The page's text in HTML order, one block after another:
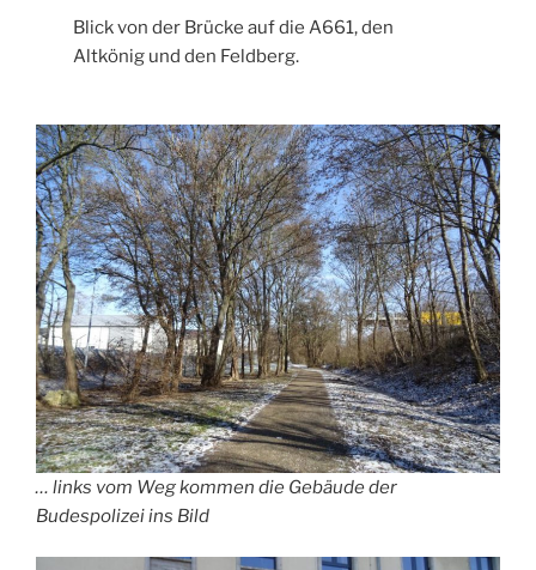
Blick von der Brücke auf die A661, den
Altkönig und den Feldberg.
… links vom Weg kommen die Gebäude der
Budespolizei ins Bild